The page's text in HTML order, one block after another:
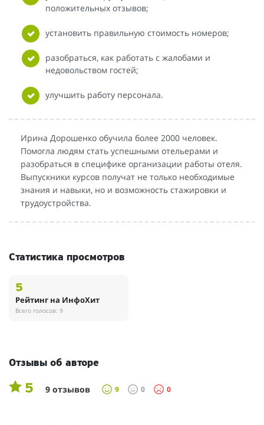
положительных отзывов;
установить правильную стоимость номеров;
разобраться, как работать с жалобами и
недовольством гостей;
улучшить работу персонала.
Ирина Дорошенко обучила более 2000 человек.
Помогла людям стать успешными отельерами и
разобраться в специфике организации работы отеля.
Выпускники курсов получат не только необходимые
знания и навыки, но и возможность стажировки и
трудоустройства.
Статистика просмотров
5
Рейтинг на ИнфоХит
Всего голосов: 9
Отзывы об авторе
5 9 отзывов 9 0 0